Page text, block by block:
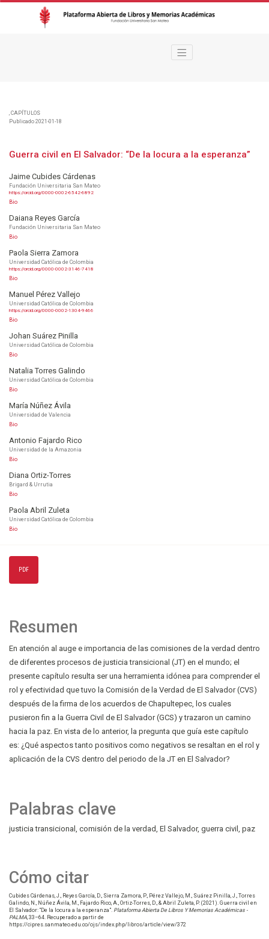
, CAPÍTULOS
Guerra civil en El Salvador: “De la locura a la esperanza”
Publicado 2021-01-18
Jaime Cubides Cárdenas
Fundación Universitaria San Mateo
https://orcid.org/0000-0002-6542-6892
Bio
Daiana Reyes García
Fundación Universitaria San Mateo
Bio
Paola Sierra Zamora
Universidad Católica de Colombia
https://orcid.org/0000-0002-3146-7418
Bio
Manuel Pérez Vallejo
Universidad Católica de Colombia
https://orcid.org/0000-0002-1304-9466
Bio
Johan Suárez Pinilla
Universidad Católica de Colombia
Bio
Natalia Torres Galindo
Universidad Católica de Colombia
Bio
María Núñez Ávila
Universidad de Valencia
Bio
Antonio Fajardo Rico
Universidad de la Amazonia
Bio
Diana Ortiz-Torres
Brigard & Urrutia
Bio
Paola Abril Zuleta
Universidad Católica de Colombia
Bio
PDF
Palabras clave
justicia transicional comisión de la verdad El Salvador guerra civil paz
Cómo citar
Cubides Cárdenas, J., Reyes García, D., Sierra Zamora, P., Pérez Vallejo, M., Suárez Pinilla, J., Torres
Galindo, N., Núñez Ávila, M., Fajardo Rico, A., Ortiz-Torres, D., & Abril Zuleta, P. (2021). Guerra civil en
El Salvador: “De la locura a la esperanza”. Plataforma Abierta De Libros Y Memorias Académicas -
PALMA, 33–64. Recuperado a partir de
https://cipres.sanmateo.edu.co/ojs/index.php/libros/article/view/372
Resumen
En atención al auge e importancia de las comisiones de la verdad dentro
de diferentes procesos de justicia transicional (JT) en el mundo; el
presente capítulo resulta ser una herramienta idónea para comprender el
rol y efectividad que tuvo la Comisión de la Verdad de El Salvador (CVS)
después de la firma de los acuerdos de Chapultepec, los cuales
pusieron fin a la Guerra Civil de El Salvador (GCS) y trazaron un camino
hacia la paz. En vista de lo anterior, la pregunta que guía este capítulo
es: ¿Qué aspectos tanto positivos como negativos se resaltan en el rol y
aplicación de la CVS dentro del periodo de la JT en El Salvador?